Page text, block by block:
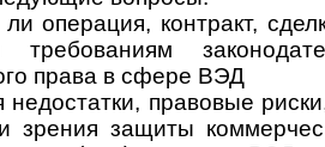
ли операция, контракт,
требованиям
права в сфере ВЭД
недостатки, правовые
зрения защиты